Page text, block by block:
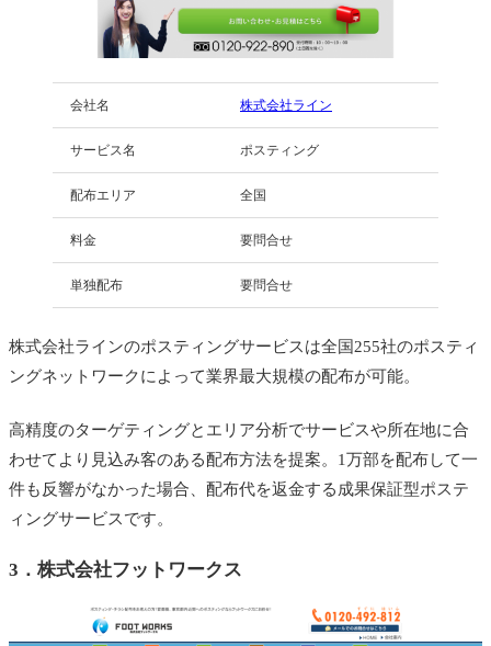
会社名 株式会社ライン
サービス名 ポスティング
配布エリア 全国
料金 要問合せ
単独配布 要問合せ
株式会社ラインのポスティングサービスは全国255社のポスティ
ングネットワークによって業界最大規模の配布が可能。
高精度のターゲティングとエリア分析でサービスや所在地に合
わせてより見込み客のある配布方法を提案。1万部を配布して一
件も反響がなかった場合、配布代を返金する成果保証型ポステ
ィングサービスです。
3． 株式会社フットワークス